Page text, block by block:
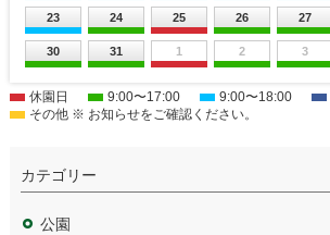
23 24 25 26 27
30 31 1 2 3
休園日 9:00〜17:00 9:00〜18:00
その他 ※ お知らせをご確認ください。
カテゴリー
公園